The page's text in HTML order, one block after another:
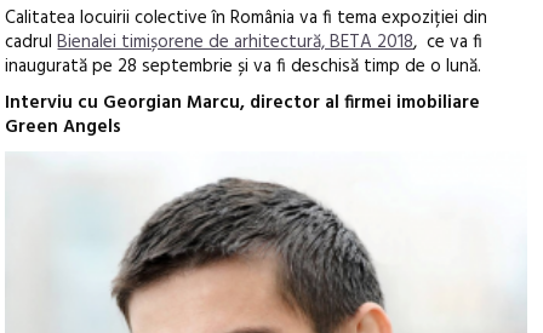
Calitatea locuirii colective în România va fi tema expoziției din
cadrulBienalei timișorene de arhitectură, BETA 2018, ce va fi
inaugurată pe 28 septembrie și va fi deschisă timp de o lună.
Interviu cu Georgian Marcu, director al firmei imobiliare
Green Angels